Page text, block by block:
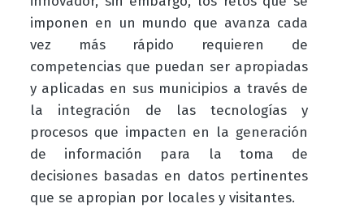
imponen en un mundo que avanza cada
vez más rápido requieren de
competencias que puedan ser apropiadas
y aplicadas en sus municipios a través de
la integración de las tecnologías y
procesos que impacten en la generación
de información para la toma de
decisiones basadas en datos pertinentes
que se apropian por locales y visitantes.